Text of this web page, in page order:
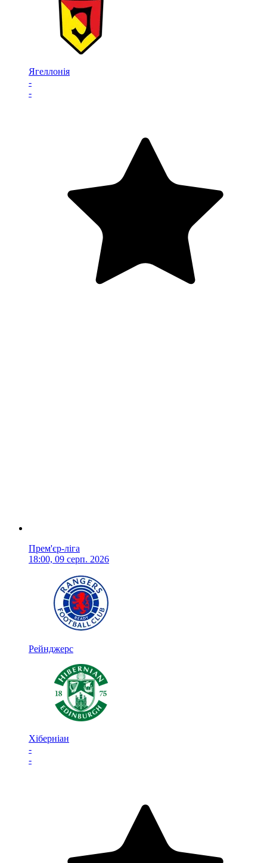
Ягеллонія
-
-
Прем'єр-ліга
18:00, 09 серп. 2026
Рейнджерс
Хіберніан
-
-